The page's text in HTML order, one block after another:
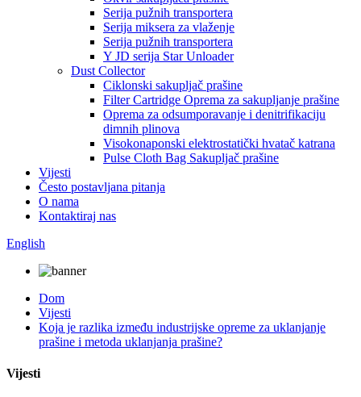
Serija pužnih transportera
Serija miksera za vlaženje
Serija pužnih transportera
Y JD serija Star Unloader
Dust Collector
Ciklonski sakupljač prašine
Filter Cartridge Oprema za sakupljanje prašine
Oprema za odsumporavanje i denitrifikaciju
dimnih plinova
Visokonaponski elektrostatički hvatač katrana
Pulse Cloth Bag Sakupljač prašine
Vijesti
Često postavljana pitanja
O nama
Kontaktiraj nas
English
Dom
Vijesti
Koja je razlika između industrijske opreme za uklanjanje
prašine i metoda uklanjanja prašine?
Vijesti